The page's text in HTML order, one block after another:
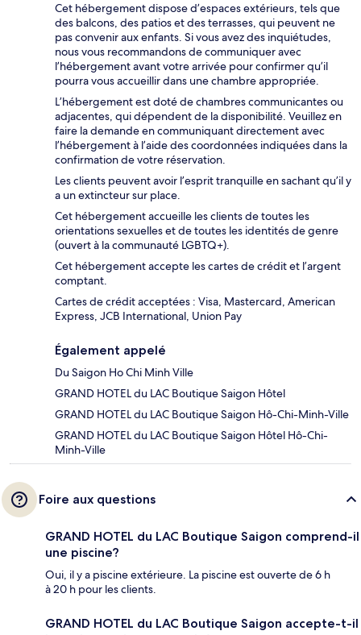
Cet hébergement dispose d’espaces extérieurs, tels que
des balcons, des patios et des terrasses, qui peuvent ne
pas convenir aux enfants. Si vous avez des inquiétudes,
nous vous recommandons de communiquer avec
l’hébergement avant votre arrivée pour confirmer qu’il
pourra vous accueillir dans une chambre appropriée.
L’hébergement est doté de chambres communicantes ou
adjacentes, qui dépendent de la disponibilité. Veuillez en
faire la demande en communiquant directement avec
l’hébergement à l’aide des coordonnées indiquées dans la
confirmation de votre réservation.
Les clients peuvent avoir l’esprit tranquille en sachant qu’il y
a un extincteur sur place.
Cet hébergement accueille les clients de toutes les
orientations sexuelles et de toutes les identités de genre
(ouvert à la communauté LGBTQ+).
Cet hébergement accepte les cartes de crédit et l’argent
comptant.
Cartes de crédit acceptées : Visa, Mastercard, American
Express, JCB International, Union Pay
Également appelé
Du Saigon Ho Chi Minh Ville
GRAND HOTEL du LAC Boutique Saigon Hôtel
GRAND HOTEL du LAC Boutique Saigon Hô-Chi-Minh-Ville
GRAND HOTEL du LAC Boutique Saigon Hôtel Hô-Chi-
Minh-Ville
Foire aux questions
GRAND HOTEL du LAC Boutique Saigon comprend-il
une piscine?
Oui, il y a piscine extérieure. La piscine est ouverte de 6 h
à 20 h pour les clients.
GRAND HOTEL du LAC Boutique Saigon accepte-t-il